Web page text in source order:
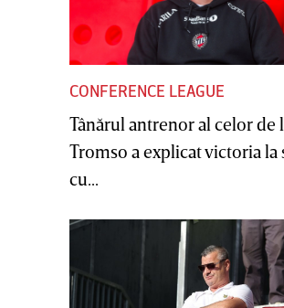
CONFERENCE LEAGUE
Tânărul antrenor al celor de
Tromso a explicat victoria la
cu...